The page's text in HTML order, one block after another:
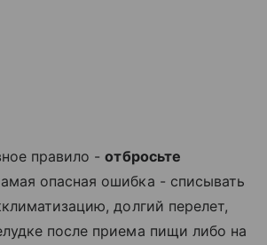
правило -отбросьте
опасная ошибка - списывать
долгий перелет,
после приема пищи либо на